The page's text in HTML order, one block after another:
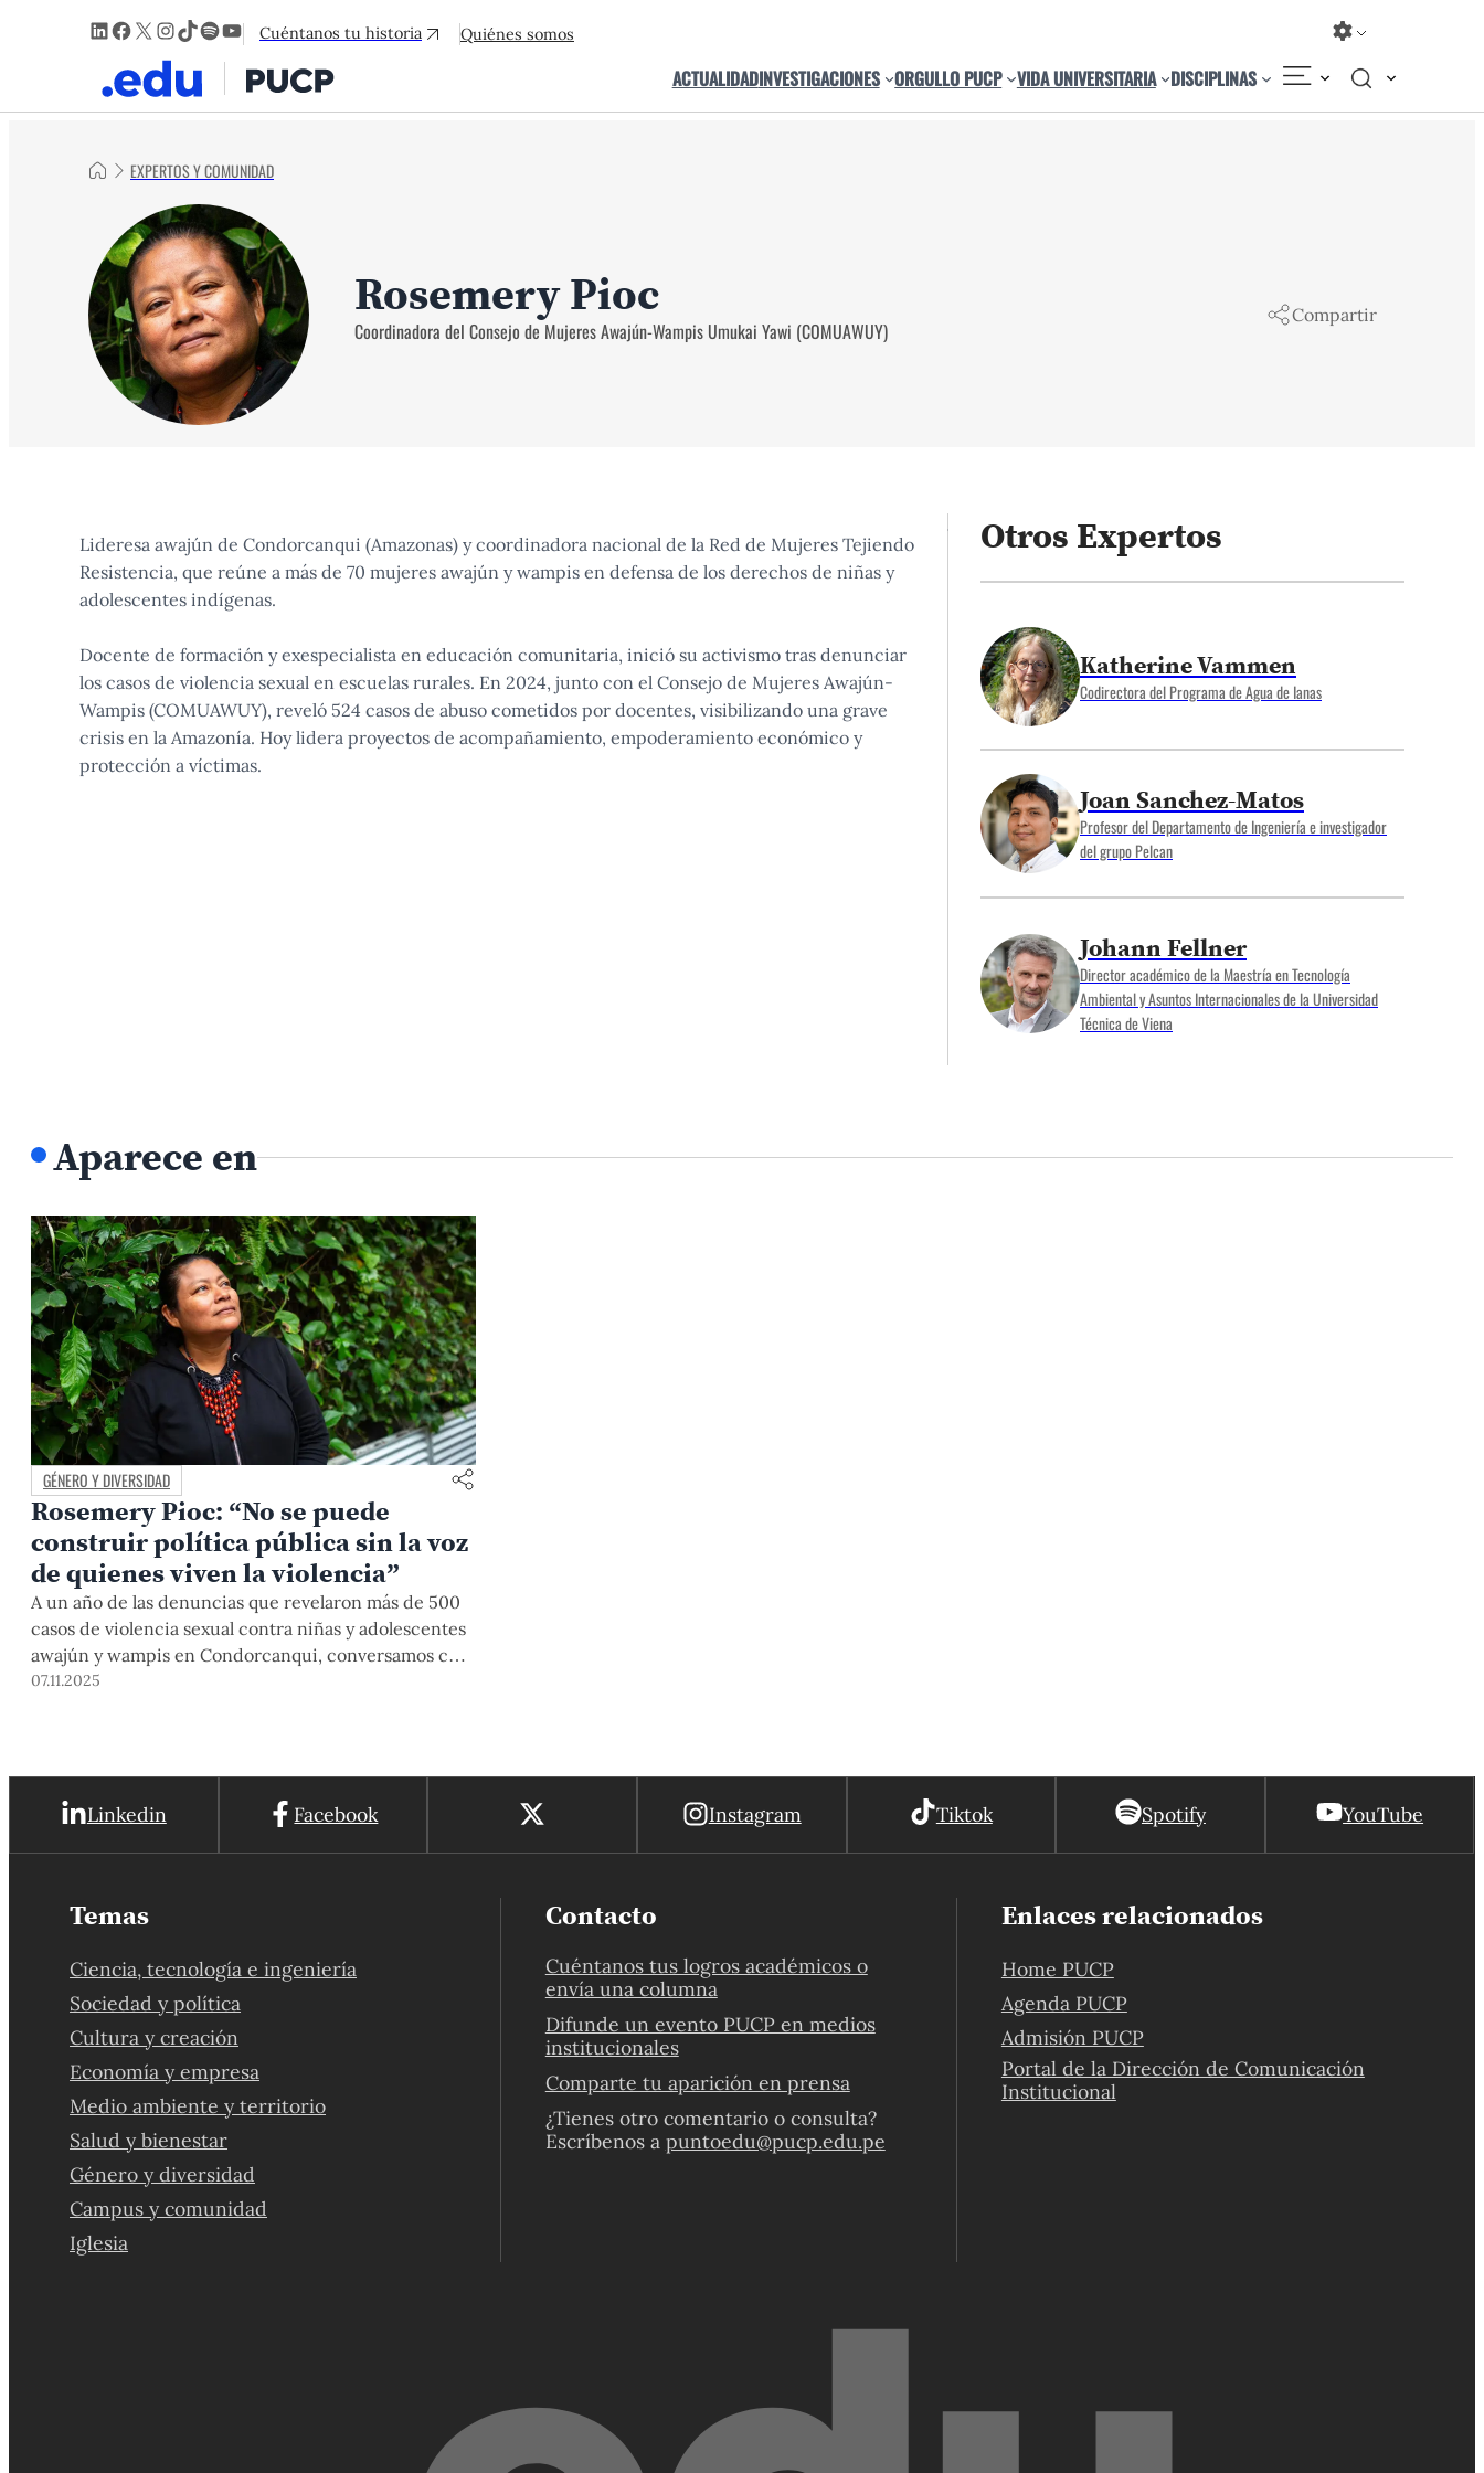
LinkedIn
Facebook
X Instagram
TikTok
Spotify
YouTube
Cuéntanos tu historia Quiénes somos
ACTUALIDADINVESTIGACIONES ORGULLO PUCP VIDA UNIVERSITARIA DISCIPLINAS
EXPERTOS Y COMUNIDAD
Rosemery Pioc
Coordinadora del Consejo de Mujeres Awajún-Wampis Umukai Yawi (COMUAWUY)
Compartir
Lideresa awajún de Condorcanqui (Amazonas) y coordinadora nacional de la Red de Mujeres Tejiendo
Resistencia, que reúne a más de 70 mujeres awajún y wampis en defensa de los derechos de niñas y
adolescentes indígenas.
Docente de formación y exespecialista en educación comunitaria, inició su activismo tras denunciar
los casos de violencia sexual en escuelas rurales. En 2024, junto con el Consejo de Mujeres Awajún-
Wampis (COMUAWUY), reveló 524 casos de abuso cometidos por docentes, visibilizando una grave
crisis en la Amazonía. Hoy lidera proyectos de acompañamiento, empoderamiento económico y
protección a víctimas.
Otros Expertos
Katherine Vammen
Codirectora del Programa de Agua de Ianas
Joan Sanchez-Matos
Profesor del Departamento de Ingeniería e investigador
del grupo Pelcan
Johann Fellner
Director académico de la Maestría en Tecnología
Ambiental y Asuntos Internacionales de la Universidad
Técnica de Viena
Aparece en
GÉNERO Y DIVERSIDAD
Rosemery Pioc: “No se puede
construir política pública sin la voz
de quienes viven la violencia”
A un año de las denuncias que revelaron más de 500
casos de violencia sexual contra niñas y adolescentes
awajún y wampis en Condorcanqui, conversamos con
la lideresa Rosemery Pioc en el marco del seminario
07.11.2025
Linkedin Facebook Instagram Tiktok Spotify YouTube
Temas
Ciencia, tecnología e ingeniería
Sociedad y política
Cultura y creación
Economía y empresa
Medio ambiente y territorio
Salud y bienestar
Género y diversidad
Campus y comunidad
Iglesia
Contacto
Cuéntanos tus logros académicos o
envía una columna
Difunde un evento PUCP en medios
institucionales
Comparte tu aparición en prensa
¿Tienes otro comentario o consulta?
Escríbenos a puntoedu@pucp.edu.pe
Enlaces relacionados
Home PUCP
Agenda PUCP
Admisión PUCP
Portal de la Dirección de Comunicación
Institucional